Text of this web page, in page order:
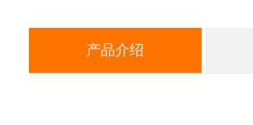
产品介绍